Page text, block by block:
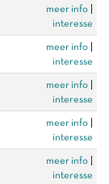
meer info
interesse
meer info
interesse
meer info
interesse
meer info
interesse
meer info
interesse